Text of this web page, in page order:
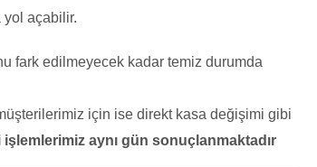
yol açabilir.
fark edilmeyecek kadar temiz durumda
için ise direkt kasa değişimi gibi
aynı gün sonuçlanmaktadır